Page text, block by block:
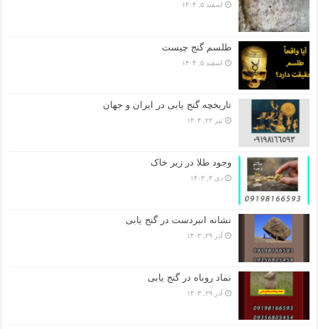
اسفند ۵, ۱۴۰۴
طلسم گنج چیست
اسفند ۵, ۱۴۰۴
تاریخچه گنج‌ یابی در ایران و جهان
تیر ۲۲, ۱۴۰۴
وجود طلا در زیر خاک
دی ۴, ۱۴۰۳
نشانه انبردست در گنج یابی
آذر ۲۹, ۱۴۰۳
نماد روباه در گنج یابی
آذر ۲۹, ۱۴۰۳